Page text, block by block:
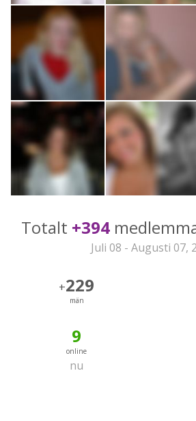
Totalt +394
Juli 08 - Augusti 07,
+229
män
9
online
nu